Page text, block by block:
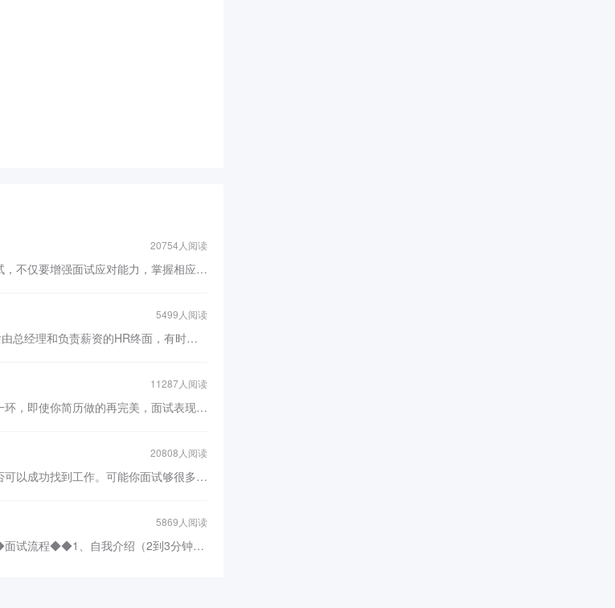
对于要应聘销售岗位的求职者来说，为了能够更好地通过面试，不仅要增强面试应对能力，掌握相应的面试技巧，同时还需了解面试时的注意事项。今天就给各位分享应聘销售岗位需要知道的面试技巧及注意事项，一起来看看吧！01销售员面试技巧及注意事项一在准备阶段，需要注意的一点就是“自我评价”对于这一个面试必问的问题，
20754人阅读
目前一般公司的招聘流程为： HR初面，业务部门二面，最后由总经理和负责薪资的HR终面，有时候也会由HR在最后的环节跟面试者谈工资。 HR主要的职责负责是初面和整个招聘过程的控制。有时候HR会看情况让一面和二面同时进行，有时候会二面和终面一次搞定，尽量不让面试者来回的跑很多遍，但总
5499人阅读
面试是每个求职者都必须面对的一个环节，也是非常重要的一环，即使你简历做的再完美，面试表现不好，还是白搭。所以为了更好的找到理想工作，必须了解面试的整个流程。那么面试有的流程是怎样的？不同的公司对面试过程的设计会有所不同，有的公司会非常正式，有的公司则相对比较随意，但一般来说，面试可以分为以下四个阶段
11287人阅读
作为求职者，投递简历后最重要的就是面试，直接关乎你是否可以成功找到工作。可能你面试够很多次，经验丰富；也许你是一个应届生，对面试也是一知半解，但是你们是否从hr的角度来了解这个面试的流程呢？都说知己知彼，方能百战不殆。从另一个角度看待面试，也许你就明白未来，自己该如何准备面试了。◆◆HR面试前即策划
20808人阅读
一般的面试流程包括面试前、面试中、面试后三大阶段。◆◆面试流程◆◆1、自我介绍（2到3分钟，一开始略紧张，说着说着就淡定了，一般的面试官很和蔼。2、接下来问项目，其中负责什么，怎么会这么做，对应届生会问校内有没有实践，还问了一下让一份工作怎么工作的，工作日常和业绩。3、然后就是问对目前的职位的理解，
5869人阅读